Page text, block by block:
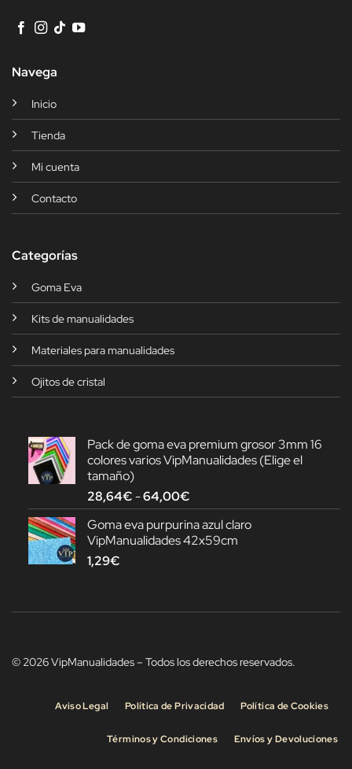
Navega
Inicio
Tienda
Mi cuenta
Contacto
Categorías
Goma Eva
Kits de manualidades
Materiales para manualidades
Ojitos de cristal
Pack de goma eva premium grosor 3mm 16
colores varios VipManualidades (Elige el
tamaño)
28,64€-64,00€Rango
de
precios:
desde
Goma eva purpurina azul claro
VipManualidades 42x59cm
1,29€
© 2026 VipManualidades – Todos los derechos reservados.
Aviso Legal Política de Privacidad Política de Cookies
Términos y Condiciones Envíos y Devoluciones